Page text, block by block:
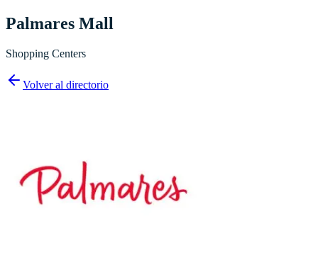
Palmares Mall
Shopping Centers
Volver al directorio